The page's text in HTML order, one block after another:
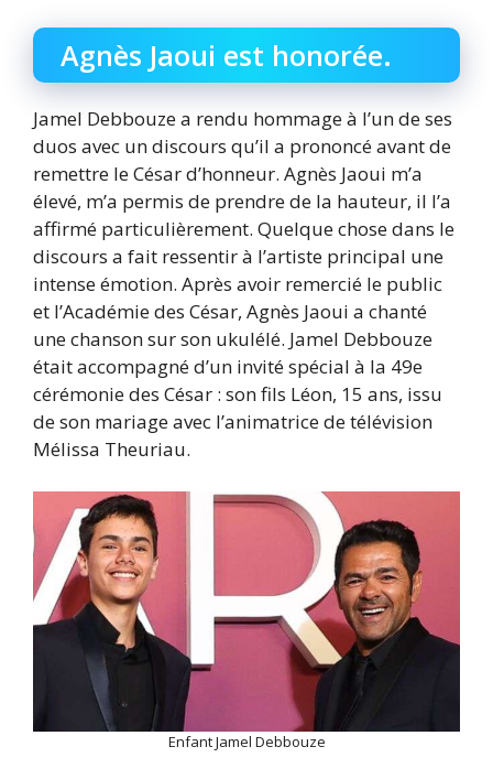
Agnès Jaoui est honorée.
Jamel Debbouze a rendu hommage à l’un de ses
duos avec un discours qu’il a prononcé avant de
remettre le César d’honneur. Agnès Jaoui m’a
élevé, m’a permis de prendre de la hauteur, il l’a
affirmé particulièrement. Quelque chose dans le
discours a fait ressentir à l’artiste principal une
intense émotion. Après avoir remercié le public
et l’Académie des César, Agnès Jaoui a chanté
une chanson sur son ukulélé. Jamel Debbouze
était accompagné d’un invité spécial à la 49e
cérémonie des César : son fils Léon, 15 ans, issu
de son mariage avec l’animatrice de télévision
Mélissa Theuriau.
Enfant Jamel Debbouze